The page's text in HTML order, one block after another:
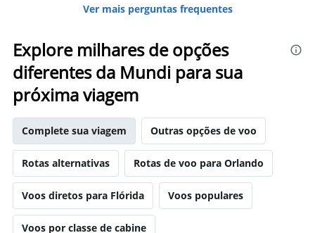
Ver mais perguntas frequentes
Explore milhares de opções
diferentes da Mundi para sua
próxima viagem
Complete sua viagem Outras opções de voo
Rotas alternativas Rotas de voo para Orlando
Voos diretos para Flórida Voos populares
Voos por classe de cabine